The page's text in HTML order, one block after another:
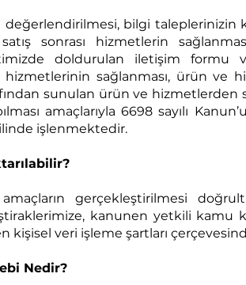
bilgi taleplerinizin
sonrası hizmetlerin
doldurulan iletişim formu
hizmetlerinin sağlanması, ürün ve
sunulan ürün ve hizmetlerden
amaçlarıyla 6698 sayılı
işlenmektedir.
gerçekleştirilmesi
kanunen yetkili kamu
kişisel veri işleme şartları
Nedir?